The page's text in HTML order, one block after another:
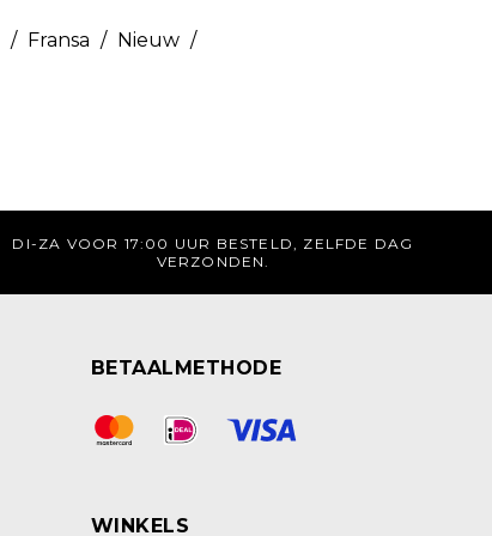
/ Fransa / Nieuw /
DI-ZA VOOR 17:00 UUR BESTELD, ZELFDE DAG
VERZONDEN.
BETAALMETHODE
WINKELS